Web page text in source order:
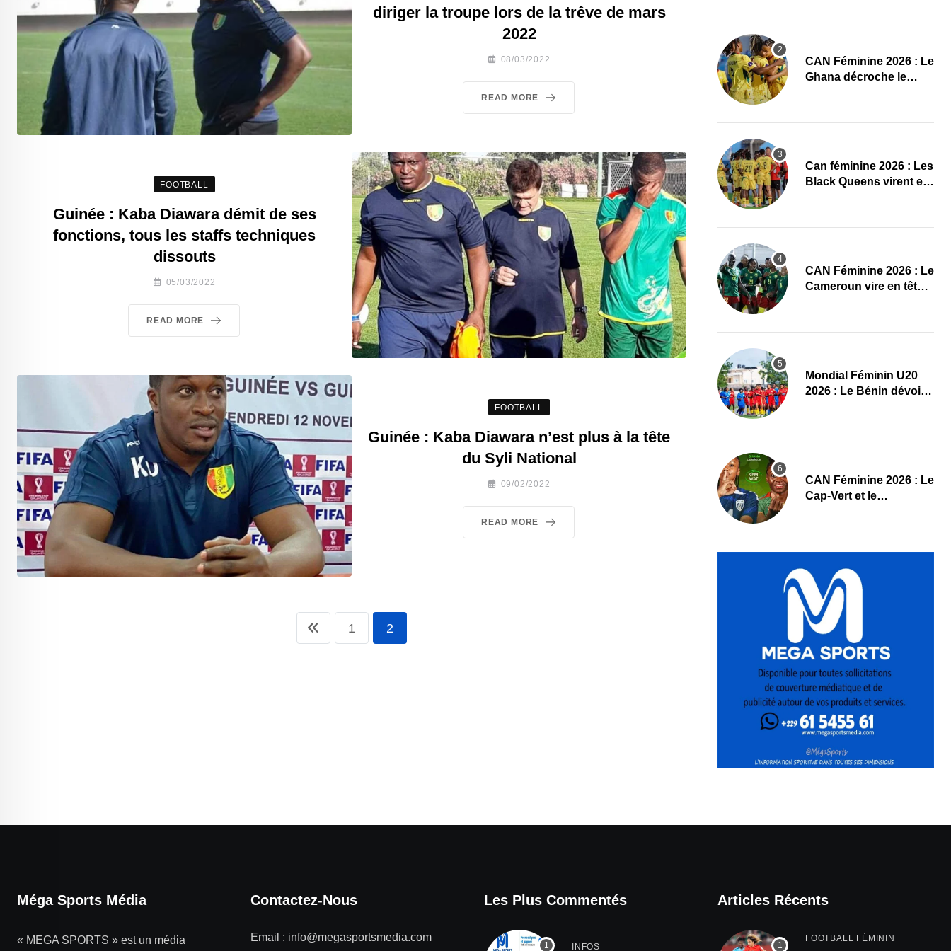
diriger la troupe lors de la trêve de mars
2022
08/03/2022
READ MORE
FOOTBALL
Guinée : Kaba Diawara démit de ses
fonctions, tous les staffs techniques
dissouts
05/03/2022
READ MORE
FOOTBALL
Guinée : Kaba Diawara n’est plus à la tête
du Syli National
09/02/2022
READ MORE
1 2
CAN Féminine 2026 : Le
Ghana décroche le
bien
‎Can féminine 2026 : Les
Black Queens virent en
CAN Féminine 2026 : Le
Cameroun vire en tête
Mondial Féminin U20
2026 : Le Bénin dévoile
CAN Féminine 2026 : Le
Cap-Vert et le
Méga Sports Média
« MEGA SPORTS » est un média
Contactez-Nous
Email : info@megasportsmedia.com
Les Plus Commentés
INFOS
Articles Récents
FOOTBALL FÉMININ